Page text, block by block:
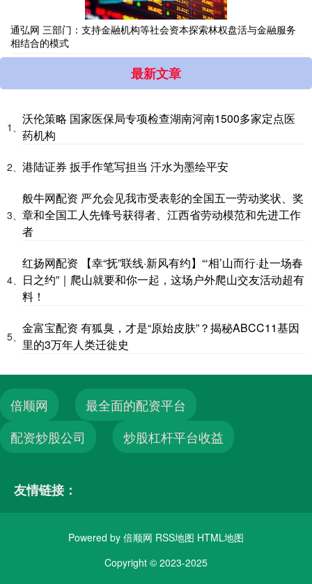
通弘网 三部门：支持金融机构等社会资本探索林权盘活与金融服务
相结合的模式
最新文章
1、
沃伦策略 国家医保局专项检查湖南河南1500多家定点医
药机构
2、 港陆证券 扳手作笔写担当 汗水为墨绘平安
3、
般牛网配资 严允会见我市受表彰的全国五一劳动奖状、奖
章和全国工人先锋号获得者、江西省劳动模范和先进工作
者
4、
红扬网配资 【幸“抚”联线·新风有约】“‘相’山而行·赴一场春
日之约”｜爬山就要和你一起，这场户外爬山交友活动超有
料！
5、
金富宝配资 有狐臭，才是“原始皮肤”？揭秘ABCC11基因
里的3万年人类迁徙史
倍顺网
最全面的配资平台
配资炒股公司
炒股杠杆平台收益
友情链接：
Powered by 倍顺网 RSS地图 HTML地图
Copyright © 2023-2025